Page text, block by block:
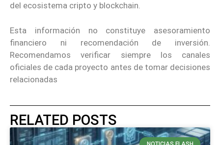
del ecosistema cripto y blockchain.
Esta información no constituye asesoramiento
financiero ni recomendación de inversión.
Recomendamos verificar siempre los canales
oficiales de cada proyecto antes de tomar decisiones
relacionadas
RELATED POSTS